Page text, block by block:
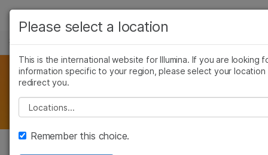
解决方案
学习
公司
支持
研究人员教育
基因组学101
查看更多相关内容。选择您感兴趣的领域:
癌症研究
微生物学
农业基因组学
复杂疾病
临床肿瘤学
遗传病和罕见病
Please select a location
This is the international website for Illumina. If you are looking
information specific to your region, please select your location
redirect you.
Please select a location
Remember this choice.